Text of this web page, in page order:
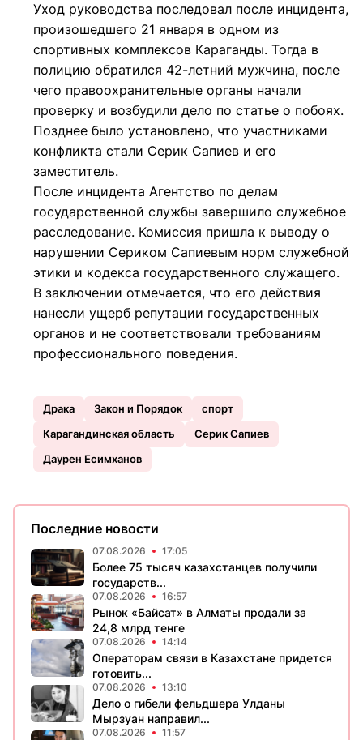
Уход руководства последовал после инцидента,
произошедшего 21 января в одном из
спортивных комплексов Караганды. Тогда в
полицию обратился 42-летний мужчина, после
чего правоохранительные органы начали
проверку и возбудили дело по статье о побоях.
Позднее было установлено, что участниками
конфликта стали Серик Сапиев и его
заместитель.
После инцидента Агентство по делам
государственной службы завершило служебное
расследование. Комиссия пришла к выводу о
нарушении Сериком Сапиевым норм служебной
этики и кодекса государственного служащего.
В заключении отмечается, что его действия
нанесли ущерб репутации государственных
органов и не соответствовали требованиям
профессионального поведения.
Драка Закон и Порядок
спорт
Карагандинская область
Серик Сапиев
Даурен Есимханов
Последние новости
07.08.2026 17:05
Более 75 тысяч казахстанцев получили
государств...
07.08.2026 16:57
Рынок «Байсат» в Алматы продали за
24,8 млрд тенге
07.08.2026 14:14
Операторам связи в Казахстане придется
готовить...
07.08.2026 13:10
Дело о гибели фельдшера Улданы
Мырзуан направил...
07.08.2026 11:57